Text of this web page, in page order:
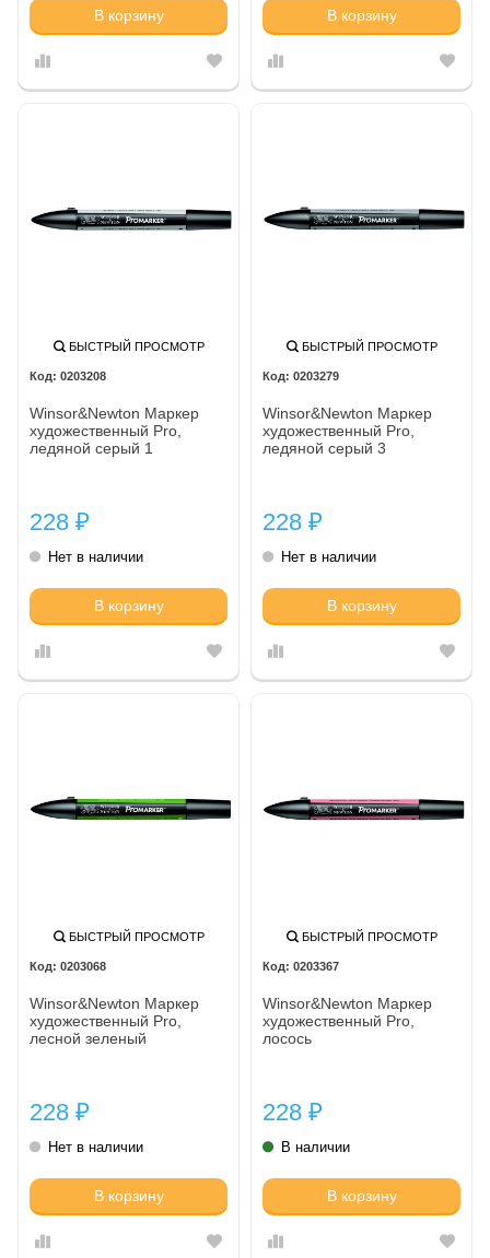
В корзину В корзину
БЫСТРЫЙ ПРОСМОТР
0203208
Winsor&Newton Маркер
художественный Pro,
ледяной серый 1
228 ₽
Нет в наличии
В корзину
БЫСТРЫЙ ПРОСМОТР
0203279
Winsor&Newton Маркер
художественный Pro,
ледяной серый 3
228 ₽
Нет в наличии
В корзину
БЫСТРЫЙ ПРОСМОТР
0203068
Winsor&Newton Маркер
художественный Pro,
лесной зеленый
228 ₽
Нет в наличии
В корзину
БЫСТРЫЙ ПРОСМОТР
0203367
Winsor&Newton Маркер
художественный Pro,
лосось
228 ₽
В наличии
В корзину